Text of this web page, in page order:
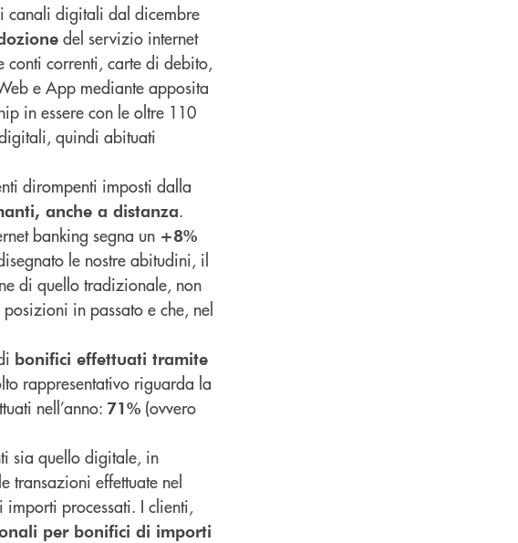
canali digitali dal dicembre
del servizio internet
conti correnti, carte di debito,
e App mediante apposita
in essere con le oltre 110
quindi abituati
dirompenti imposti dalla
anche a distanza.
banking segna un +8%
le nostre abitudini, il
di quello tradizionale, non
in passato e che, nel
bonifici effettuati tramite
rappresentativo riguarda la
nell’anno: 71% (ovvero
sia quello digitale, in
transazioni effettuate nel
processati. I clienti,
per bonifici di importi